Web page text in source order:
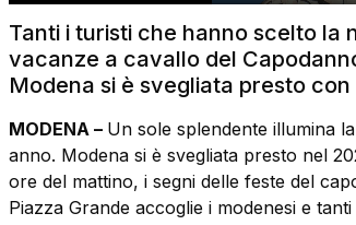
Tanti i turisti che hanno scelto
vacanze a cavallo del
Modena si è svegliata presto
MODENA – Un sole splendente illumina
anno. Modena si è svegliata presto nel
ore del mattino, i segni delle feste del
Piazza Grande accoglie i modenesi e tanti